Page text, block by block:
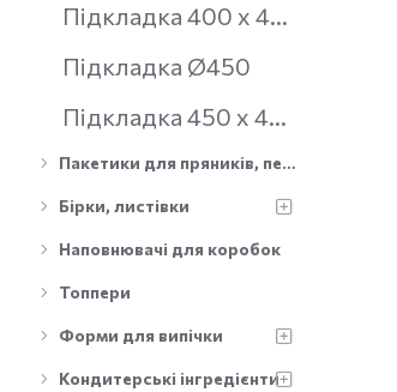
Підкладка 400 х 400 мм
Підкладка Ø450
Підкладка 450 х 450 мм
Пакетики для пряників, печива, цукерок, льодяників
Бірки, листівки
Наповнювачі для коробок
Топпери
Форми для випічки
Кондитерські інгредієнти